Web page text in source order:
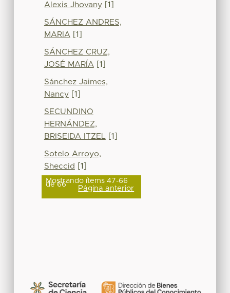
Alexis Jhovany[1]
SÁNCHEZ ANDRES,
MARIA [1]
SÁNCHEZ CRUZ,
JOSÉ MARÍA [1]
Sánchez Jaimes,
Nancy[1]
SECUNDINO
HERNÁNDEZ,
BRISEIDA ITZEL [1]
Sotelo Arroyo,
Sheccid
[1]
Mostrando ítems 47-66
de 66 Página anterior